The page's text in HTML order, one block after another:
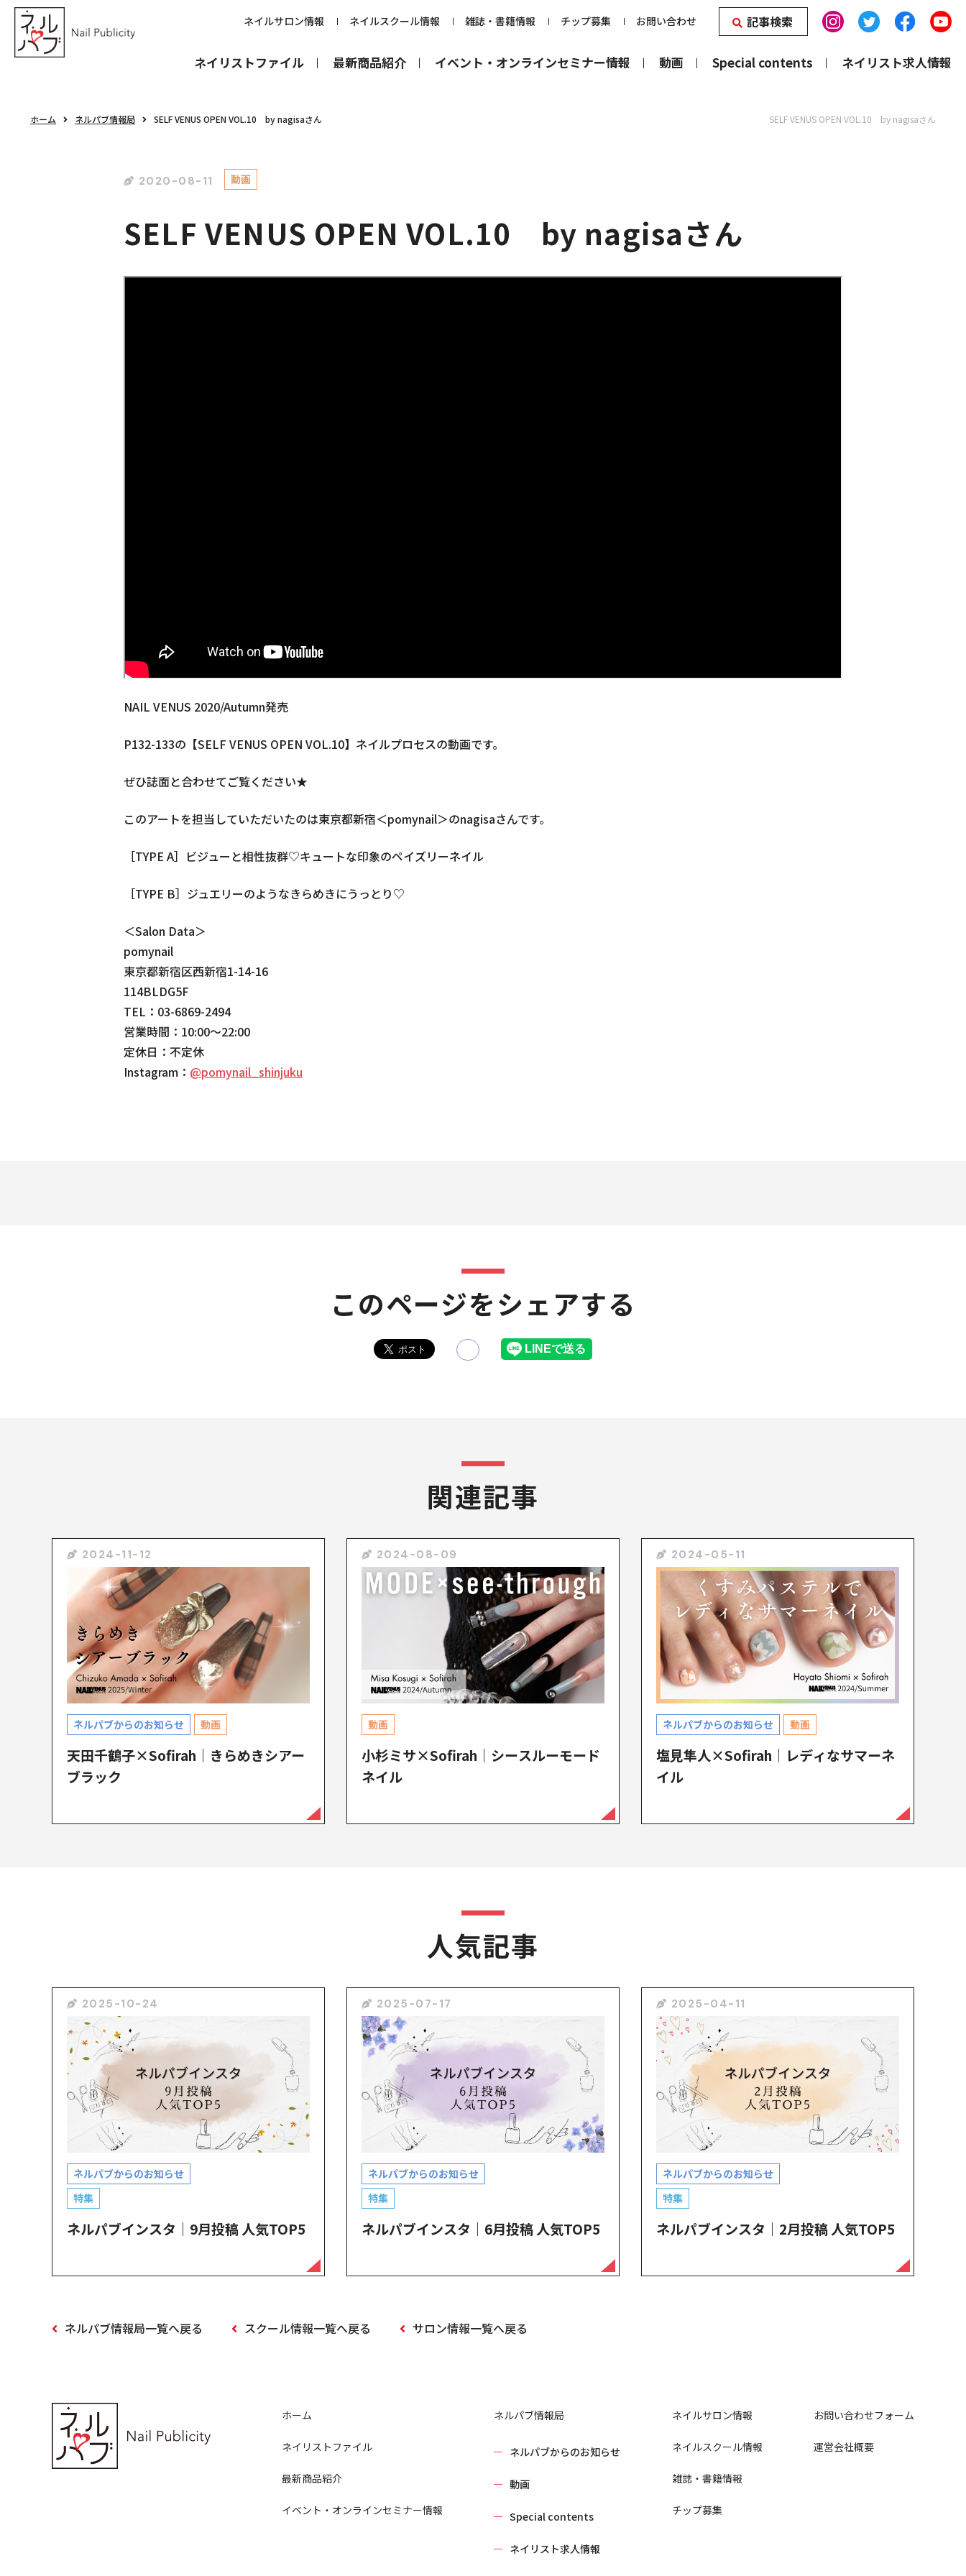
ネイルサロン情報 ネイルスクール情報 雑誌・書籍情報 チップ募集 お問い合わせ
ネイリストファイル 最新商品紹介 イベント・オンラインセミナー情報 動画 Special contents ネイリスト求人情報
記事検索
ホーム ネルパブ情報局 SELF VENUS OPEN VOL.10 by nagisaさん SELF VENUS OPEN VOL.10 by nagisaさん
2020-08-11 動画
SELF VENUS OPEN VOL.10 by nagisaさん
NAIL VENUS 2020/Autumn発売
P132-133の【SELF VENUS OPEN VOL.10】ネイルプロセスの動画です。
ぜひ誌面と合わせてご覧ください★
このアートを担当していただいたのは東京都新宿＜pomynail＞のnagisaさんです。
［TYPE A］ビジューと相性抜群♡キュートな印象のペイズリーネイル
［TYPE B］ジュエリーのようなきらめきにうっとり♡
＜Salon Data＞
pomynail
東京都新宿区西新宿1-14-16
114BLDG5F
TEL：03-6869-2494
営業時間：10:00〜22:00
定休日：不定休
Instagram： @pomynail_shinjuku
このページをシェアする
関連記事
2024-11-12
ネルパブからのお知らせ 動画
天田千鶴子×Sofirah｜きらめきシアー
ブラック
2024-08-09
動画
小杉ミサ×Sofirah｜シースルーモード
ネイル
2024-05-11
ネルパブからのお知らせ 動画
塩見隼人×Sofirah｜レディなサマーネ
イル
人気記事
2025-10-24
ネルパブからのお知らせ
特集
ネルパブインスタ｜9月投稿 人気TOP5
2025-07-17
ネルパブからのお知らせ
特集
ネルパブインスタ｜6月投稿 人気TOP5
2025-04-11
ネルパブからのお知らせ
特集
ネルパブインスタ｜2月投稿 人気TOP5
ネルパブ情報局一覧へ戻る スクール情報一覧へ戻る サロン情報一覧へ戻る
ホーム
ネイリストファイル
最新商品紹介
イベント・オンラインセミナー情報
ネルパブ情報局
ネルパブからのお知らせ
動画
Special contents
ネイリスト求人情報
ネイルサロン情報
ネイルスクール情報
雑誌・書籍情報
チップ募集
お問い合わせフォーム
運営会社概要